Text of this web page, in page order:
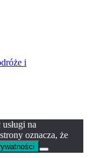
i
na
oznacza, że